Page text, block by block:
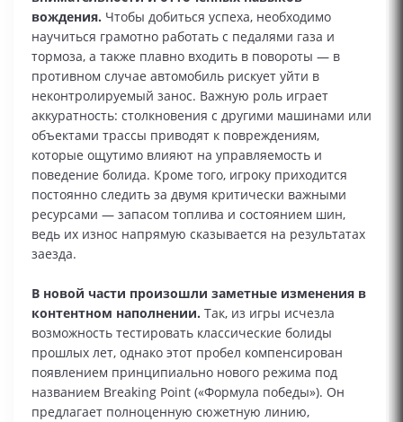
вождения. Чтобы добиться успеха, необходимо
научиться грамотно работать с педалями газа и
тормоза, а также плавно входить в повороты — в
противном случае автомобиль рискует уйти в
неконтролируемый занос. Важную роль играет
аккуратность: столкновения с другими машинами или
объектами трассы приводят к повреждениям,
которые ощутимо влияют на управляемость и
поведение болида. Кроме того, игроку приходится
постоянно следить за двумя критически важными
ресурсами — запасом топлива и состоянием шин,
ведь их износ напрямую сказывается на результатах
заезда.
В новой части произошли заметные изменения в
контентном наполнении. Так, из игры исчезла
возможность тестировать классические болиды
прошлых лет, однако этот пробел компенсирован
появлением принципиально нового режима под
названием Breaking Point («Формула победы»). Он
предлагает полноценную сюжетную линию,